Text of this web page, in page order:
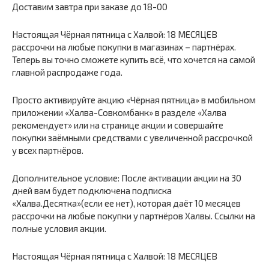
Доставим завтра при заказе до 18-00
Настоящая Чёрная пятница с Халвой: 18 МЕСЯЦЕВ
рассрочки на любые покупки в магазинах – партнёрах.
Теперь вы точно сможете купить всё, что хочется на самой
главной распродаже года.
Просто активируйте акцию «Чёрная пятница» в мобильном
приложении «Халва-Совкомбанк» в разделе «Халва
рекомендует» или на странице акции и совершайте
покупки заёмными средствами с увеличенной рассрочкой
у всех партнёров.
Дополнительное условие: После активации акции на 30
дней вам будет подключена подписка
«Халва.Десятка»(если ее нет), которая даёт 10 месяцев
рассрочки на любые покупки у партнёров Халвы. Ссылки на
полные условия акции.
Настоящая Чёрная пятница с Халвой: 18 МЕСЯЦЕВ